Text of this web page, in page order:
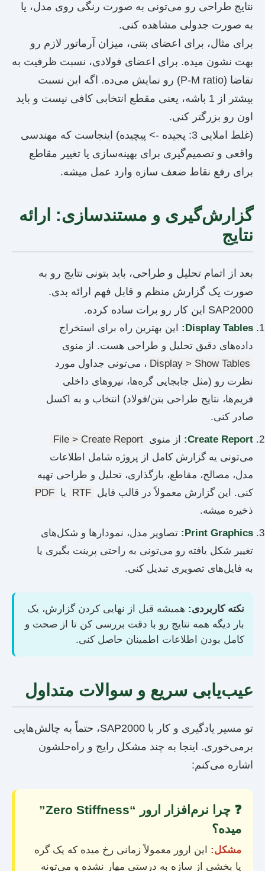
نتایج طراحی رو می‌تونی به صورت رنگی روی مدل، یا
به صورت جدولی مشاهده کنی.
برای مثال، برای اعضای بتنی، میزان آرماتور لازم رو
بهت نشون میده. برای اعضای فولادی، نسبت ظرفیت به
تقاضا (P-M ratio) رو نمایش می‌ده. اگه این نسبت
بیشتر از 1 باشه، یعنی مقطع انتخابی کافی نیست و باید
اون رو بزرگتر کنی.
(غلط املایی 3: پجیده -> پیچیده) اینجاست که مهندسی
واقعی و تصمیم‌گیری برای بهینه‌سازی یا تغییر مقاطع
برای رفع نقاط ضعف سازه وارد عمل میشه.
گزارش‌گیری و مستندسازی: ارائه
نتایج
بعد از اتمام تحلیل و طراحی، باید بتونی نتایج رو به
صورت یک گزارش منظم و قابل فهم ارائه بدی.
SAP2000 این کار رو برات ساده کرده.
Display Tables:
این بهترین راه برای استخراج
داده‌های دقیق تحلیل و طراحی هست. از منوی
Display > Show Tables ، می‌تونی جداول مورد
نظرت رو (مثل جابجایی گره‌ها، نیروهای داخلی
فریم‌ها، نتایج طراحی بتن/فولاد) انتخاب و به اکسل
صادر کنی.
Create Report:
از منوی File > Create Report
می‌تونی یه گزارش کامل از پروژه شامل اطلاعات
مدل، مصالح، مقاطع، بارگذاری، تحلیل و طراحی تهیه
کنی. این گزارش معمولاً در قالب فایل RTF یا PDF
ذخیره میشه.
Print Graphics:
تصاویر مدل، نمودارها و شکل‌های
تغییر شکل یافته رو می‌تونی به راحتی پرینت بگیری یا
به فایل‌های تصویری تبدیل کنی.
نکته کاربردی: همیشه قبل از نهایی کردن گزارش، یک
بار دیگه همه نتایج رو با دقت بررسی کن تا از صحت و
کامل بودن اطلاعات اطمینان حاصل کنی.
عیب‌یابی سریع و سوالات متداول
تو مسیر یادگیری و کار با SAP2000، حتماً به چالش‌هایی
برمی‌خوری. اینجا به چند مشکل رایج و راه‌حلشون
اشاره می‌کنم:
❓ چرا نرم‌افزار ارور “Zero Stiffness”
میده؟
مشکل: این ارور معمولاً زمانی رخ میده که یک گره
یا بخشی از سازه به درستی مهار نشده و می‌تونه